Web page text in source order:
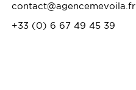
contact@agencemevoila.fr
+33 (0) 6 67 49 45 39